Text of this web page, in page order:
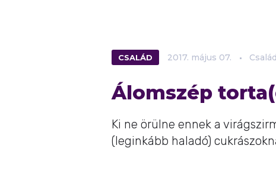
CSALÁD 2017. május 07.
Álomszép
Ki ne örülne ennek a
(leginkább haladó)